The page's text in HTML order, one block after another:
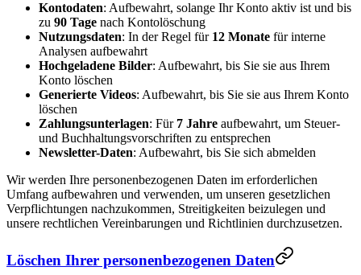
Kontodaten: Aufbewahrt, solange Ihr Konto aktiv ist und bis
zu 90 Tage nach Kontolöschung
Nutzungsdaten: In der Regel für 12 Monate für interne
Analysen aufbewahrt
Hochgeladene Bilder: Aufbewahrt, bis Sie sie aus Ihrem
Konto löschen
Generierte Videos: Aufbewahrt, bis Sie sie aus Ihrem Konto
löschen
Zahlungsunterlagen: Für 7 Jahre aufbewahrt, um Steuer-
und Buchhaltungsvorschriften zu entsprechen
Newsletter-Daten: Aufbewahrt, bis Sie sich abmelden
Wir werden Ihre personenbezogenen Daten im erforderlichen
Umfang aufbewahren und verwenden, um unseren gesetzlichen
Verpflichtungen nachzukommen, Streitigkeiten beizulegen und
unsere rechtlichen Vereinbarungen und Richtlinien durchzusetzen.
Löschen Ihrer personenbezogenen Daten